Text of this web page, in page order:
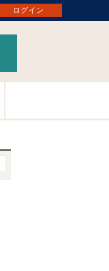
ログイン